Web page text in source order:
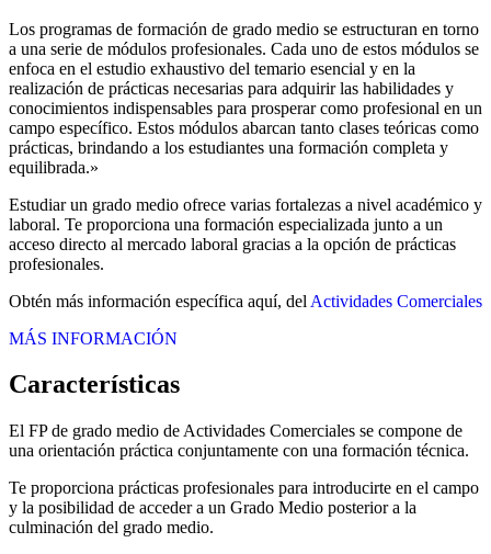
Los programas de formación de grado medio se estructuran en torno
a una serie de módulos profesionales. Cada uno de estos módulos se
enfoca en el estudio exhaustivo del temario esencial y en la
realización de prácticas necesarias para adquirir las habilidades y
conocimientos indispensables para prosperar como profesional en un
campo específico. Estos módulos abarcan tanto clases teóricas como
prácticas, brindando a los estudiantes una formación completa y
equilibrada.»
Estudiar un grado medio ofrece varias fortalezas a nivel académico y
laboral. Te proporciona una formación especializada junto a un
acceso directo al mercado laboral gracias a la opción de prácticas
profesionales.
Obtén más información específica aquí, del Actividades Comerciales
MÁS INFORMACIÓN
Características
El FP de grado medio de Actividades Comerciales se compone de
una orientación práctica conjuntamente con una formación técnica.
Te proporciona prácticas profesionales para introducirte en el campo
y la posibilidad de acceder a un Grado Medio posterior a la
culminación del grado medio.